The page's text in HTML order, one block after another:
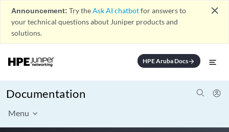
Announcement: Try theAsk AI chatbotfor answers to
your technical questions about Juniper products and
solutions.
close
HPE Aruba Docsarrow_forward
Documentation
Menu